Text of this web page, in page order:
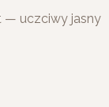
— uczciwy jasny